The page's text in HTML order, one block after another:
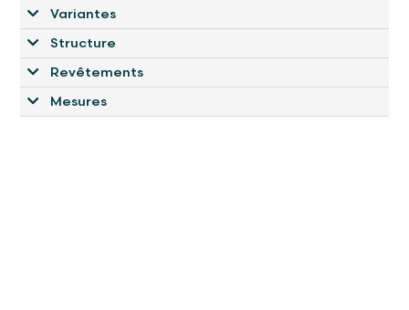
Variantes
Structure
Revêtements
Mesures